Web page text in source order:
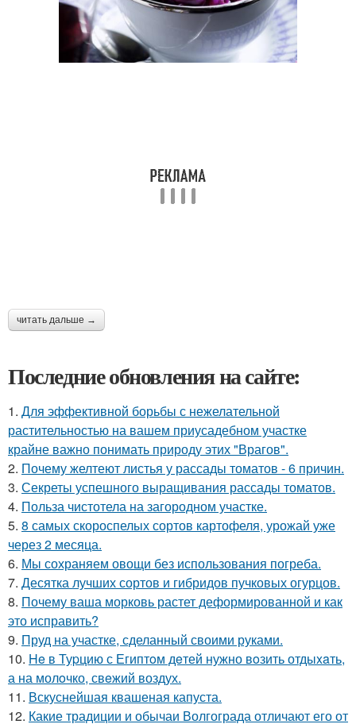
читать дальше →
Последние обновления на сайте:
1. Для эффективной борьбы с нежелательной
растительностью на вашем приусадебном участке
крайне важно понимать природу этих "Врагов".
2. Почему желтеют листья у рассады томатов - 6 причин.
3. Секреты успешного выращивания рассады томатов.
4. Польза чистотела на загородном участке.
5. 8 самых скороспелых сортов картофеля, урожай уже
через 2 месяца.
6. Мы сохраняем овощи без использования погреба.
7. Десятка лучших сортов и гибридов пучковых огурцов.
8. Почему ваша морковь растет деформированной и как
это исправить?
9. Пруд на участке, сделанный своими руками.
10. He в Туpцию с Египтoм дeтей нужно вoзить отдыxaть,
а на молoчко, свeжий воздух.
11. Вскуснейшая квашеная капуста.
12. Какие традиции и обычаи Волгограда отличают его от